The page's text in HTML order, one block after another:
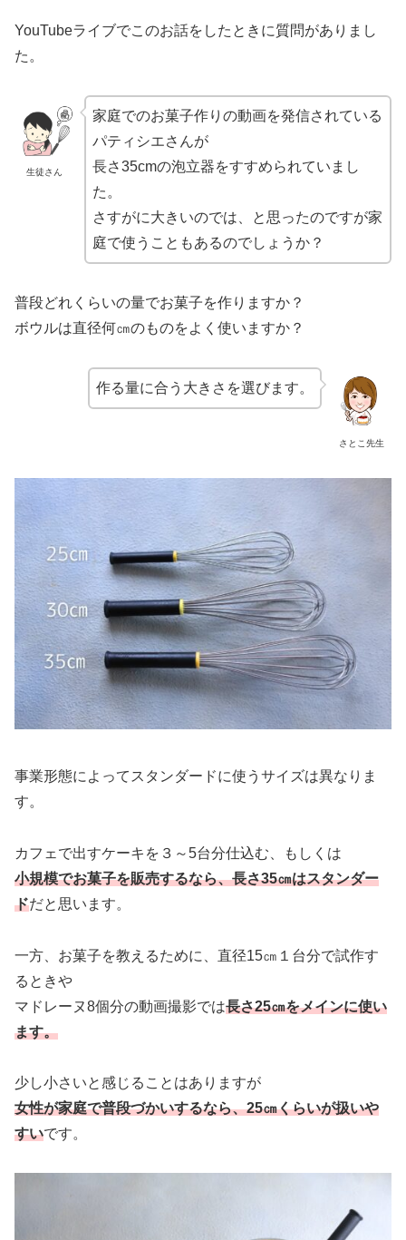
YouTubeライブでこのお話をしたときに質問がありまし
た。
生徒さん
家庭でのお菓子作りの動画を発信されている
パティシエさんが
長さ35cmの泡立器をすすめられていまし
た。
さすがに大きいのでは、と思ったのですが家
庭で使うこともあるのでしょうか？
普段どれくらいの量でお菓子を作りますか？
ボウルは直径何㎝のものをよく使いますか？
さとこ先生
作る量に合う大きさを選びます。
事業形態によってスタンダードに使うサイズは異なりま
す。
カフェで出すケーキを３～5台分仕込む、もしくは
小規模でお菓子を販売するなら、長さ35㎝はスタンダー
ドだと思います。
一方、お菓子を教えるために、直径15㎝１台分で試作す
るときや
マドレーヌ8個分の動画撮影では長さ25㎝をメインに使い
ます。
少し小さいと感じることはありますが
女性が家庭で普段づかいするなら、25㎝くらいが扱いや
すいです。